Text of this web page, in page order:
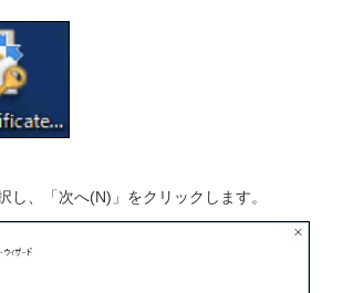
し、「次へ(N)」をクリックします。